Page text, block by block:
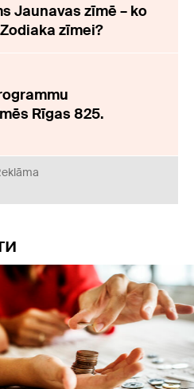
Jaunavas zīmē – ko
zīmei?
Rīgas 825.